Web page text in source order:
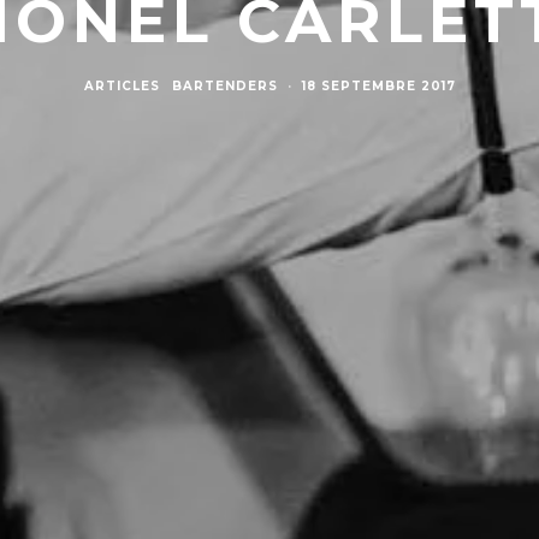
ARTICLES BARTENDERS · 18 SEPTEMBRE 2017